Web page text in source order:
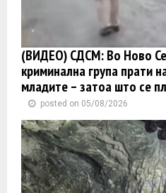
(ВИДЕО) СДСМ: Во Ново
криминална група прати
младите – затоа што се
posted on 05/08/2026